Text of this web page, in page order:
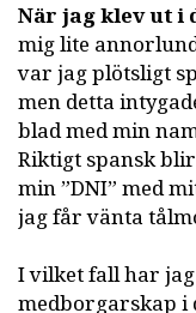
När jag klev ut i
mig lite
var jag plötsligt
men detta
blad med min
Riktigt spansk
min ”DNI” med
jag får vänta
I vilket fall har
medborgarskap i